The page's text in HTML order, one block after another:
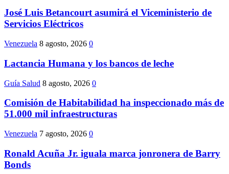
José Luis Betancourt asumirá el Viceministerio de
Servicios Eléctricos
Venezuela 8 agosto, 2026 0
Lactancia Humana y los bancos de leche
Guía Salud 8 agosto, 2026 0
Comisión de Habitabilidad ha inspeccionado más de
51.000 mil infraestructuras
Venezuela 7 agosto, 2026 0
Ronald Acuña Jr. iguala marca jonronera de Barry
Bonds